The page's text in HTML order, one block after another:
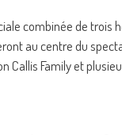
combinée de trois
au centre du
Callis Family et